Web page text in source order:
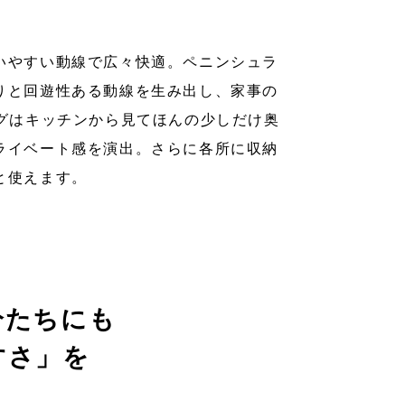
すい動線で広々快適。ペニンシュラ
と回遊性ある動線を生み出し、家事の
はキッチンから見てほんの少しだけ奥
ベート感を演出。さらに各所に収納
えます。
ちにも
」を